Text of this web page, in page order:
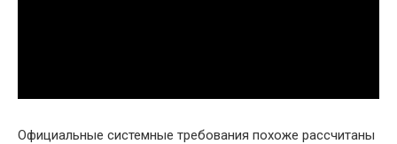
Официальные системные требования похоже рассчитаны